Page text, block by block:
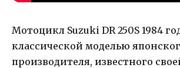
Мотоцикл Suzuki DR 250S 1984
классической моделью
производителя, известного